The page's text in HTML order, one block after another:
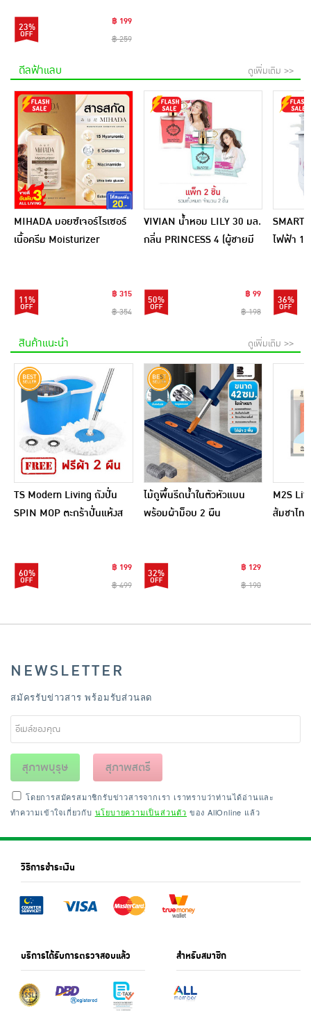
23%
฿ 199
฿ 259
ดีลฟ้าแลบ ดูเพิ่มเติม >>
MIHADA มอยซ์เจอร์ไรเซอร์
เนื้อครีม Moisturizer
11%
฿ 315
฿ 354
VIVIAN น้ำหอม LILY 30 มล.
กลิ่น PRINCESS 4 (ผู้ชายมี
50%
฿ 99
฿ 198
ไฟฟ้า 1
36%
สินค้าแนะนำ ดูเพิ่มเติม >>
TS Modern Living ถังปั่น
SPIN MOP ตะกร้าปั่นแห้งส
60%
฿ 199
฿ 499
ไม้ถูพื้นรีดน้ำในตัวหัวแบน
พร้อมผ้าม็อบ 2 ผืน
32%
฿ 129
฿ 190
M2S
ส้มชาไท
NEWSLETTER
สมัครรับข่าวสาร พร้อมรับส่วนลด
สุภาพบุรุษ สุภาพสตรี
โดยการสมัครสมาชิกรับข่าวสารจากเรา เราทราบว่าท่านได้อ่านและ
ทำความเข้าใจเกี่ยวกับ นโยบายความเป็นส่วนตัว ของ AllOnline แล้ว
วิธีการชำระเงิน
บริการได้รับการตรวจสอบแล้ว สำหรับสมาชิก